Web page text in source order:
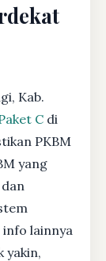
Kab.
C di
PKBM
yang
lainnya
yakin,